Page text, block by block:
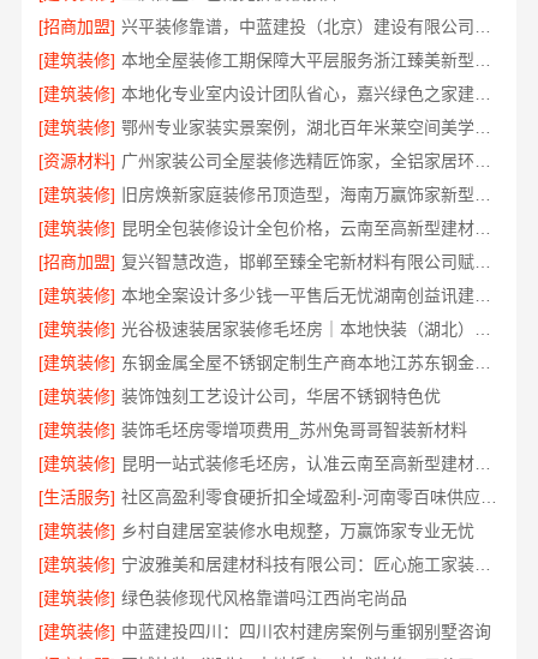
[招商加盟]
[建筑装修]
[建筑装修]
本地化专业室内设计团队省心，嘉兴绿色之家建材科技全程托管
[建筑装修]
鄂州专业家装实景案例，湖北百年米莱空间美学装饰材料有限公司
[资源材料]
广州家装公司全屋装修选精匠饰家，全铝家居环保零甲醛
[建筑装修]
[建筑装修]
昆明全包装修设计全包价格，云南至高新型建材有限公司
[招商加盟]
复兴智慧改造，邯郸至臻全宅新材料有限公司赋能居住新体验
[建筑装修]
本地全案设计多少钱一平售后无忧湖南创益讯建筑有限公司
[建筑装修]
[建筑装修]
东钢金属全屋不锈钢定制生产商本地江苏东钢金属科技有限公司
[建筑装修] 装饰蚀刻工艺设计公司，华居不锈钢特色优
[建筑装修] 装饰毛坯房零增项费用_苏州兔哥哥智装新材料
[建筑装修]
昆明一站式装修毛坯房，认准云南至高新型建材有限公司
[生活服务]
社区高盈利零食硬折扣全域盈利-河南零百味供应链有限公司
[建筑装修] 乡村自建居室装修水电规整，万赢饰家专业无忧
[建筑装修]
宁波雅美和居建材科技有限公司：匠心施工家装改造二手房改造
[建筑装修] 绿色装修现代风格靠谱吗江西尚宅尚品
[建筑装修] 中蓝建投四川：四川农村建房案例与重钢别墅咨询